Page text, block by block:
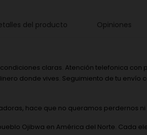
del producto Opiniones
claras. Atención telefonica con
donde vives. Seguimiento de tu
hace que no queramos perdernos
Ojibwa en América del Norte. Cada